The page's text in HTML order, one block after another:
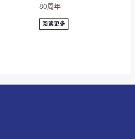
80周年
阅读更多